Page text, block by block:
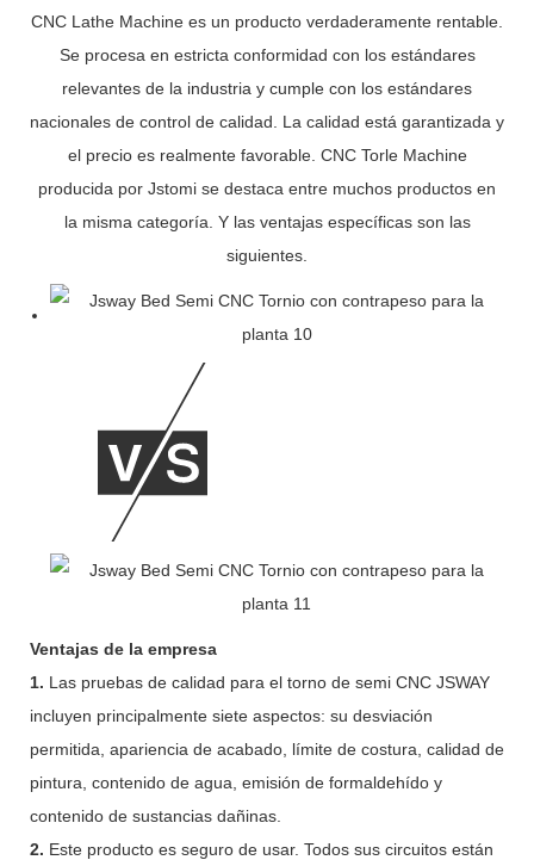
CNC Lathe Machine es un producto verdaderamente rentable.
Se procesa en estricta conformidad con los estándares
relevantes de la industria y cumple con los estándares
nacionales de control de calidad. La calidad está garantizada y
el precio es realmente favorable. CNC Torle Machine
producida por Jstomi se destaca entre muchos productos en
la misma categoría. Y las ventajas específicas son las
siguientes.
Ventajas de la empresa
1. Las pruebas de calidad para el torno de semi CNC JSWAY
incluyen principalmente siete aspectos: su desviación
permitida, apariencia de acabado, límite de costura, calidad de
pintura, contenido de agua, emisión de formaldehído y
contenido de sustancias dañinas.
2. Este producto es seguro de usar. Todos sus circuitos están